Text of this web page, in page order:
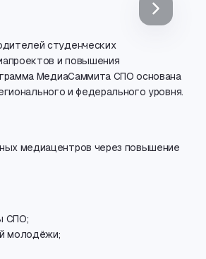
студенческих
и повышения
МедиаСаммита СПО основана
и федерального уровня.
медиацентров через повышение
СПО;
молодёжи;